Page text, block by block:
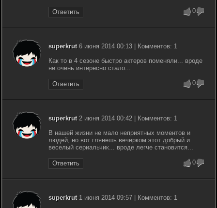
Ответить 0
superkrut6 июня 2014 00:13 | Комментов: 1
Как то в 4 сезоне быстро актеров поменяли... вроде
не очень интересно стало...
Ответить 0
superkrut2 июня 2014 00:42 | Комментов: 1
В нашей жизни не мало неприятных моментов и
людей, но вот глянешь вечерком этот добрый и
веселый сериальчик... вроде легче становится...
Ответить 0
superkrut1 июня 2014 09:57 | Комментов: 1